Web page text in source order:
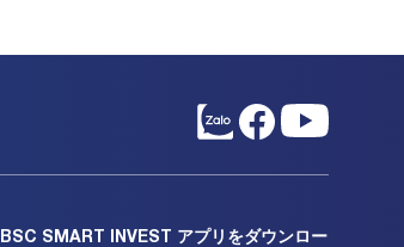
BSC SMART INVEST アプリをダウンロー